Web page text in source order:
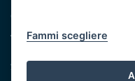
Cookie e privacy
Atti di notifica
Servizi Intranet
Fammi scegliere